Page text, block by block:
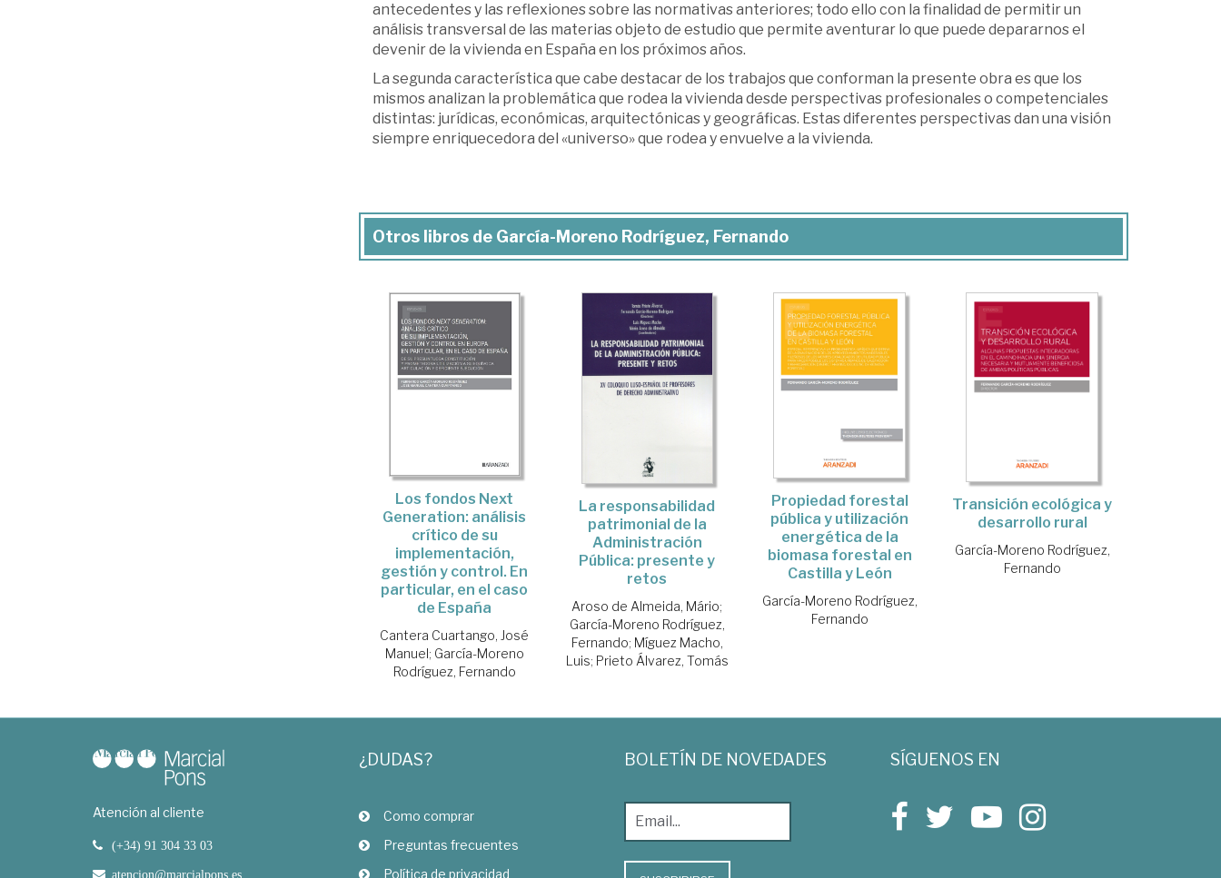
antecedentes y las reflexiones sobre las normativas anteriores; todo ello con la finalidad de permitir un
análisis transversal de las materias objeto de estudio que permite aventurar lo que puede depararnos el
devenir de la vivienda en España en los próximos años.
La segunda característica que cabe destacar de los trabajos que conforman la presente obra es que los
mismos analizan la problemática que rodea la vivienda desde perspectivas profesionales o competenciales
distintas: jurídicas, económicas, arquitectónicas y geográficas. Estas diferentes perspectivas dan una visión
siempre enriquecedora del «universo» que rodea y envuelve a la vivienda.
Otros libros de García-Moreno Rodríguez, Fernando
Los fondos Next
Generation: análisis
crítico de su
implementación,
gestión y control. En
particular, en el caso
de España
Cantera Cuartango, José
Manuel; García-Moreno
Rodríguez, Fernando
La responsabilidad
patrimonial de la
Administración
Pública: presente y
retos
Aroso de Almeida, Mário;
García-Moreno Rodríguez,
Fernando; Míguez Macho,
Luis; Prieto Álvarez, Tomás
Propiedad forestal
pública y utilización
energética de la
biomasa forestal en
Castilla y León
García-Moreno Rodríguez,
Fernando
Transición ecológica y
desarrollo rural
García-Moreno Rodríguez,
Fernando
Atención al cliente
(+34) 91 304 33 03
atencion@marcialpons.es
¿DUDAS?
Como comprar
Preguntas frecuentes
Política de privacidad
BOLETÍN DE NOVEDADES SÍGUENOS EN